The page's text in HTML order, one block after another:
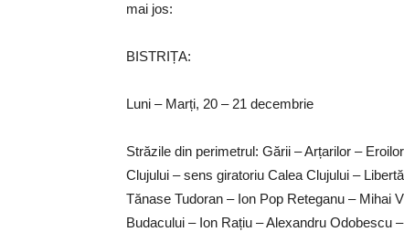
mai jos:
BISTRIȚA:
Luni – Marți, 20 – 21 decembrie
Străzile din perimetrul: Gării – Arțarilor –
Clujului – sens giratoriu Calea Clujului –
Tănase Tudoran – Ion Pop Reteganu – Mihai
Budacului – Ion Rațiu – Alexandru Odobescu